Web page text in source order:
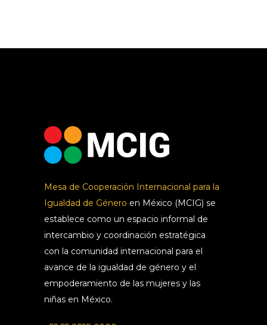
Mesa de Cooperación Internacional para la
Igualdad de Género en México (MCIG) se
establece como un espacio informal de
intercambio y coordinación estratégica
con la comunidad internacional para el
avance de la igualdad de género y el
empoderamiento de las mujeres y las
niñas en México.